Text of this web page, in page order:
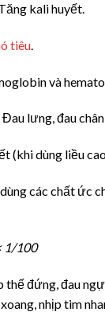
kali huyết.
tiêu
và
lưng, đau
(khi dùng liều
các chất ức
1/100
đứng, đau
nhịp tim